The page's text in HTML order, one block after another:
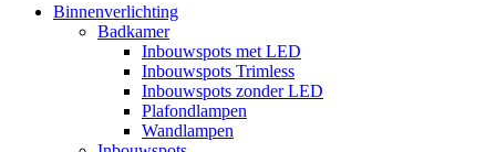
Binnenverlichting
Badkamer
Inbouwspots met LED
Inbouwspots Trimless
Inbouwspots zonder LED
Plafondlampen
Wandlampen